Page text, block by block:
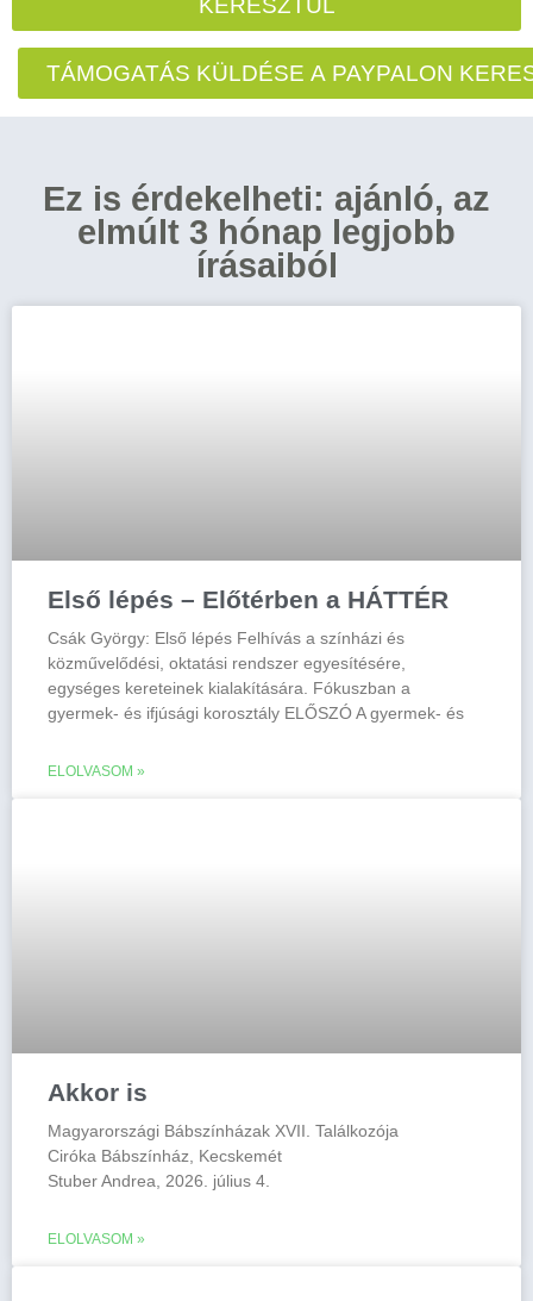
KERESZTÜL
TÁMOGATÁS KÜLDÉSE A PAYPALON
Ez is érdekelheti: ajánló, az
elmúlt 3 hónap legjobb
írásaiból
Első lépés – Előtérben a HÁTTÉR
Csák György: Első lépés Felhívás a színházi és
közművelődési, oktatási rendszer egyesítésére,
egységes kereteinek kialakítására. Fókuszban a
gyermek- és ifjúsági korosztály ELŐSZÓ A gyermek- és
ELOLVASOM »
Akkor is
Magyarországi Bábszínházak XVII. Találkozója
Ciróka Bábszínház, Kecskemét
Stuber Andrea, 2026. július 4.
ELOLVASOM »